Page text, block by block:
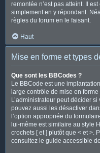
remontée n’est pas atteint. Il
simplement en y répondant.
règles du forum en le faisant.
Haut
Mise en forme et types
Que sont les BBCodes ?
Le BBCode est une
large contrôle de mise en
L’administrateur peut décider
pouvez aussi les désactiver
l’option appropriée du
lui-même est similaire au style
crochets [ et ] plutôt que < et >.
consultez le guide accessible